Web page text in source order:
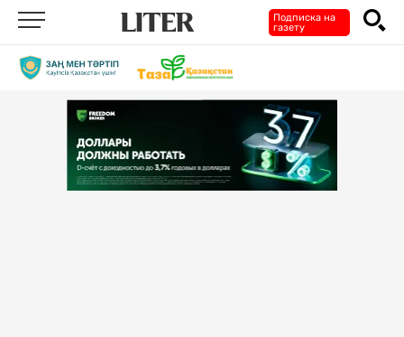
Подписка на
газету